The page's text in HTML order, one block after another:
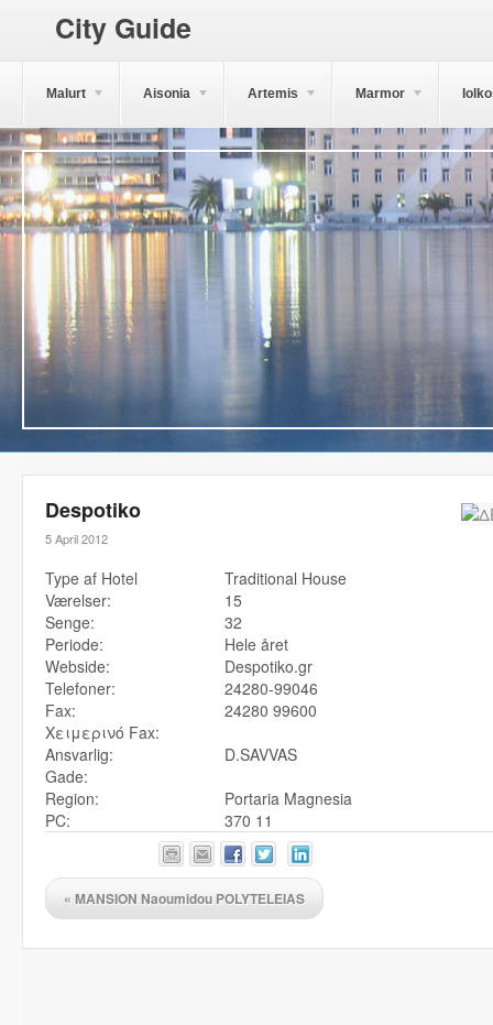
City Guide
Malurt Aisonia Artemis Marmor
Despotiko
5 April 2012
Type af Hotel
Traditional House
Værelser:
15
Senge:
32
Periode:
Hele året
Webside:
Despotiko.gr
Telefoner:
24280-99046
Fax:
24280 99600
Χειμερινό Fax:
Ansvarlig:
D.SAVVAS
Gade:
Region:
Portaria Magnesia
PC:
370 11
« MANSION Naoumidou POLYTELEIAS